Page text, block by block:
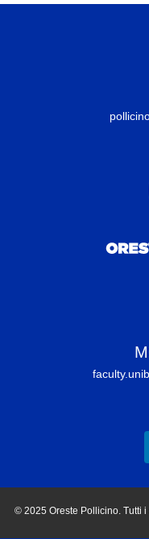
© 2025 Oreste Pollicino. Tutti